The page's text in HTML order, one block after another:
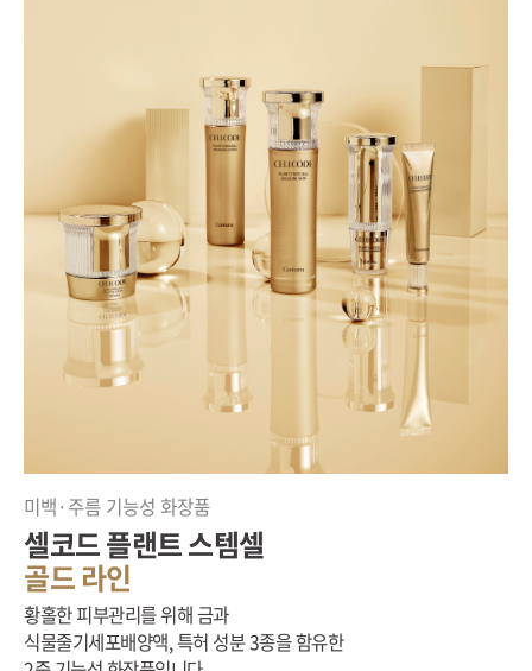
미백·주름 기능성 화장품
셀코드 플랜트 스템셀
골드 라인
황홀한 피부관리를 위해 금과
식물줄기세포배양액, 특허 성분 3종을 함유한